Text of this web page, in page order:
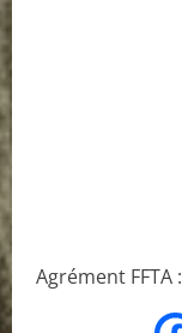
Agrément FFTA :